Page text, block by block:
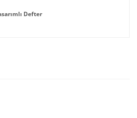
Defter